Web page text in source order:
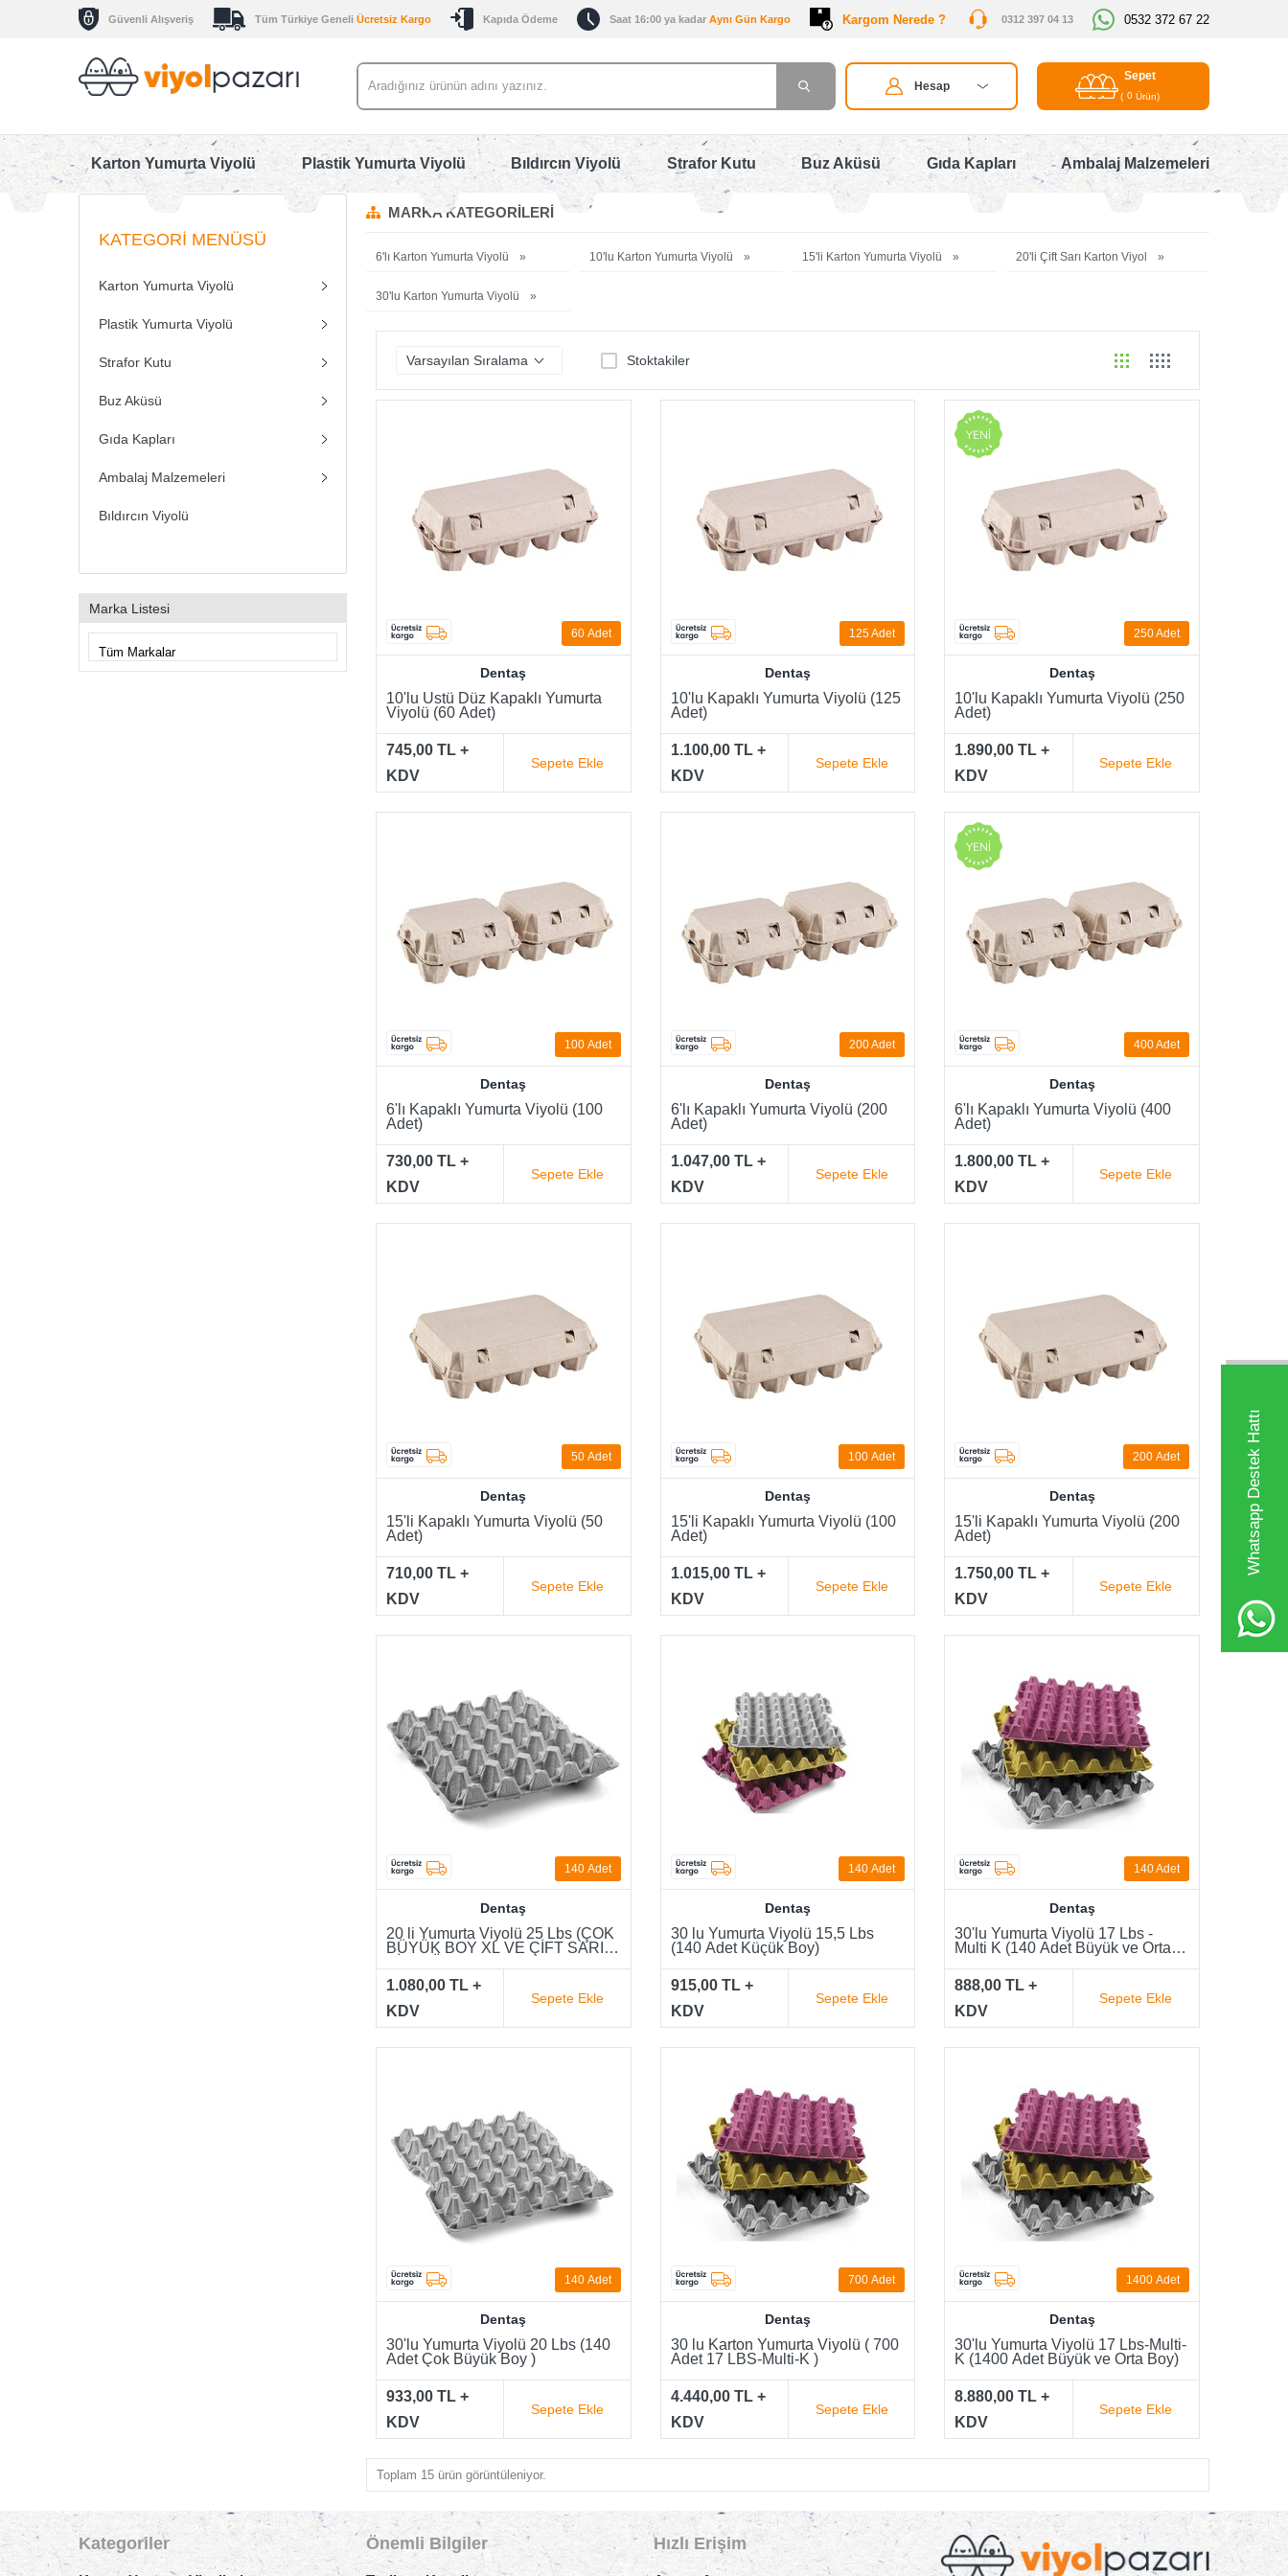
Whatsapp Destek Hattı
Güvenli Alışveriş Tüm Türkiye Geneli Ücretsiz Kargo Kapıda Ödeme Saat 16:00 ya kadar Aynı Gün Kargo Kargom Nerede ? 0312 397 04 13 0532 372 67 22
Hesap
Sepet
( 0 Ürün)
Karton Yumurta Viyolü Plastik Yumurta Viyolü Bıldırcın Viyolü Strafor Kutu Buz Aküsü Gıda Kapları Ambalaj Malzemeleri
KATEGORI MENÜSÜ
Karton Yumurta Viyolü
Plastik Yumurta Viyolü
Strafor Kutu
Buz Aküsü
Gıda Kapları
Ambalaj Malzemeleri
Bıldırcın Viyolü
Marka Listesi
MARKA KATEGORILERI
6'lı Karton Yumurta Viyolü 10'lu Karton Yumurta Viyolü 15'li Karton Yumurta Viyolü 20'li Çift Sarı Karton Viyol
30'lu Karton Yumurta Viyolü
Stoktakiler
60 Adet
Dentaş
10'lu Üstü Düz Kapaklı Yumurta
Viyolü (60 Adet)
745,00 TL +
KDV
Sepete Ekle
125 Adet
Dentaş
10'lu Kapaklı Yumurta Viyolü (125
Adet)
1.100,00 TL +
KDV
Sepete Ekle
250 Adet
Dentaş
10'lu Kapaklı Yumurta Viyolü (250
Adet)
1.890,00 TL +
KDV
Sepete Ekle
100 Adet
Dentaş
6'lı Kapaklı Yumurta Viyolü (100
Adet)
730,00 TL +
KDV
Sepete Ekle
200 Adet
Dentaş
6'lı Kapaklı Yumurta Viyolü (200
Adet)
1.047,00 TL +
KDV
Sepete Ekle
400 Adet
Dentaş
6'lı Kapaklı Yumurta Viyolü (400
Adet)
1.800,00 TL +
KDV
Sepete Ekle
50 Adet
Dentaş
15'li Kapaklı Yumurta Viyolü (50
Adet)
710,00 TL +
KDV
Sepete Ekle
100 Adet
Dentaş
15'li Kapaklı Yumurta Viyolü (100
Adet)
1.015,00 TL +
KDV
Sepete Ekle
200 Adet
Dentaş
15'li Kapaklı Yumurta Viyolü (200
Adet)
1.750,00 TL +
KDV
Sepete Ekle
140 Adet
Dentaş
20 li Yumurta Viyolü 25 Lbs (ÇOK
BÜYÜK BOY XL VE ÇİFT SARI
1.080,00 TL +
KDV
Sepete Ekle
140 Adet
Dentaş
30 lu Yumurta Viyolü 15,5 Lbs
(140 Adet Küçük Boy)
915,00 TL +
KDV
Sepete Ekle
140 Adet
Dentaş
30'lu Yumurta Viyolü 17 Lbs -
Multi K (140 Adet Büyük ve Orta
888,00 TL +
KDV
Sepete Ekle
140 Adet
Dentaş
30'lu Yumurta Viyolü 20 Lbs (140
Adet Çok Büyük Boy )
933,00 TL +
KDV
Sepete Ekle
700 Adet
Dentaş
30 lu Karton Yumurta Viyolü ( 700
Adet 17 LBS-Multi-K )
4.440,00 TL +
KDV
Sepete Ekle
1400 Adet
Dentaş
30'lu Yumurta Viyolü 17 Lbs-Multi-
K (1400 Adet Büyük ve Orta Boy)
8.880,00 TL +
KDV
Sepete Ekle
Toplam 15 ürün görüntüleniyor.
Kategoriler Önemli Bilgiler Hızlı Erişim